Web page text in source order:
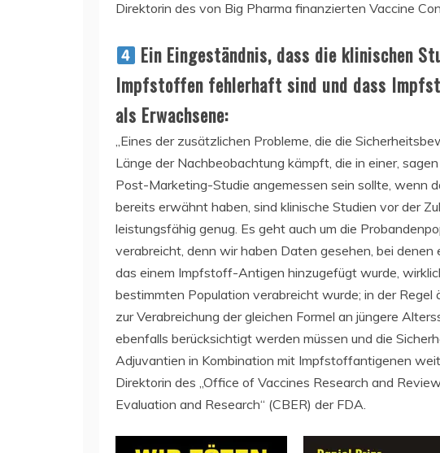
Direktorin des von Big Pharma finanzierten Vaccine
Ein Eingeständnis, dass die klinischen
Impfstoffen fehlerhaft sind und dass
als Erwachsene:
„Eines der zusätzlichen Probleme, die die
Länge der Nachbeobachtung kämpft, die in einer,
Post-Marketing-Studie angemessen sein sollte, wenn
bereits erwähnt haben, sind klinische Studien vor der
leistungsfähig genug. Es geht auch um die
verabreicht, denn wir haben Daten gesehen, bei denen
das einem Impfstoff-Antigen hinzugefügt wurde,
bestimmten Population verabreicht wurde; in der Regel
zur Verabreichung der gleichen Formel an jüngere
ebenfalls berücksichtigt werden müssen und die
Adjuvantien in Kombination mit Impfstoffantigenen
Direktorin des „Office of Vaccines Research and
Evaluation and Research“ (CBER) der FDA.